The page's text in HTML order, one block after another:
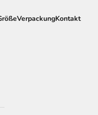
VerpackungKontakt